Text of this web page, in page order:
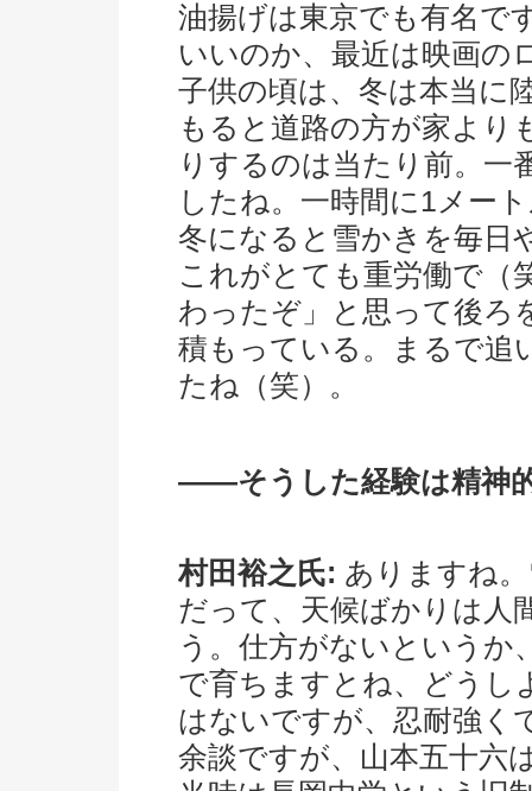
油揚げは東京でも有名で
いいのか、最近は映画の
子供の頃は、冬は本当に
もると道路の方が家より
りするのは当たり前。一
したね。一時間に1メー
冬になると雪かきを毎日
これがとても重労働で（
わったぞ」と思って後ろ
積もっている。まるで追
たね（笑）。
――そうした経験は精神
村田裕之氏: ありますね
だって、天候ばかりは人
う。仕方がないというか
で育ちますとね、どうし
はないですが、忍耐強く
余談ですが、山本五十六